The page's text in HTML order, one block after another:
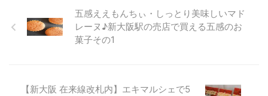
五感ええもんちぃ・しっとり美味しいマド
レーヌ♪新大阪駅の売店で買える五感のお
菓子その1
【新大阪 在来線改札内】エキマルシェで5